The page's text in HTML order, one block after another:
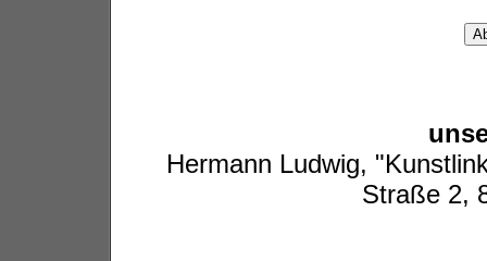
Hermann Ludwig,
Straße 2,